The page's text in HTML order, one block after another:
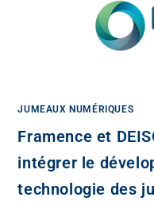
JUMEAUX NUMÉRIQUES
Framence et
intégrer le
technologie des